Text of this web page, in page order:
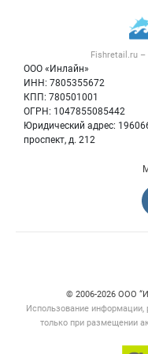
Fishretail.ru –
ООО «Инлайн»
ИНН: 7805355672
КПП: 780501001
ОГРН: 1047855085442
Юридический адрес:
проспект, д. 212
Политика
© 2006‑2026 ООО
Использование информации,
только при размещении